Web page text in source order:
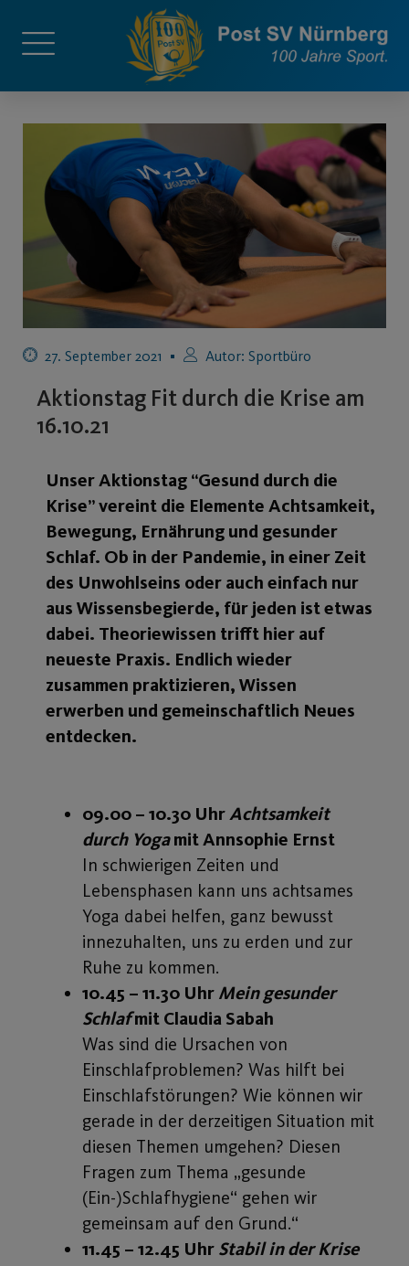
27. September 2021 Autor: Sportbüro
Aktionstag Fit durch die Krise am
16.10.21
Unser Aktionstag “Gesund durch die
Krise” vereint die Elemente Achtsamkeit,
Bewegung, Ernährung und gesunder
Schlaf. Ob in der Pandemie, in einer Zeit
des Unwohlseins oder auch einfach nur
aus Wissensbegierde, für jeden ist etwas
dabei. Theoriewissen trifft hier auf
neueste Praxis. Endlich wieder
zusammen praktizieren, Wissen
erwerben und gemeinschaftlich Neues
entdecken.
09.00 – 10.30 Uhr Achtsamkeit
durch Yogamit Annsophie Ernst
In schwierigen Zeiten und
Lebensphasen kann uns achtsames
Yoga dabei helfen, ganz bewusst
innezuhalten, uns zu erden und zur
Ruhe zu kommen.
10.45 – 11.30 Uhr Mein gesunder
Schlafmit Claudia Sabah
Was sind die Ursachen von
Einschlafproblemen? Was hilft bei
Einschlafstörungen? Wie können wir
gerade in der derzeitigen Situation mit
diesen Themen umgehen? Diesen
Fragen zum Thema „gesunde
(Ein-)Schlafhygiene“ gehen wir
gemeinsam auf den Grund.“
11.45 – 12.45 Uhr Stabil in der Krise